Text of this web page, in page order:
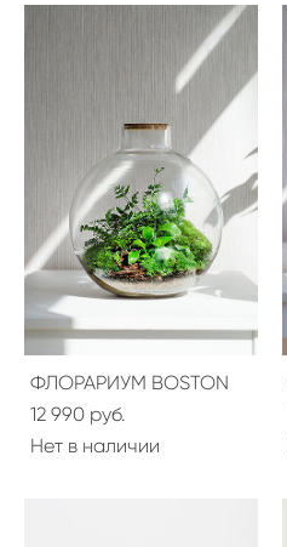
ФЛОРАРИУМ BOSTON
12 990 pуб.
Нет в наличии